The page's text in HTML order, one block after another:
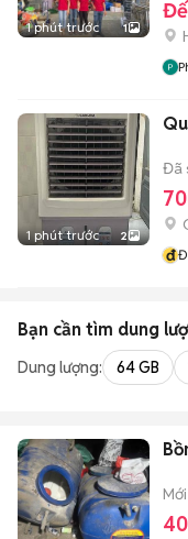
1 phút trước 1
1 phút trước 2
Đã
đ
Bạn cần tìm dung
Dung lượng: 64 GB
Mới